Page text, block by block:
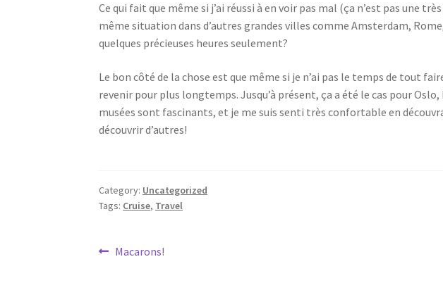
Ce qui fait que même si j’ai réussi à en voir pas mal (ça n’est pas une
même situation dans d’autres grandes villes comme Amsterdam,
quelques précieuses heures seulement?
Le bon côté de la chose est que même si je n’ai pas le temps de tout
revenir pour plus longtemps. Jusqu’à présent, ça a été le cas pour
musées sont fascinants, et je me suis senti très confortable en
découvrir d’autres!
Category: Uncategorized
Tags: Cruise, Travel
Post
Previous
Macarons!